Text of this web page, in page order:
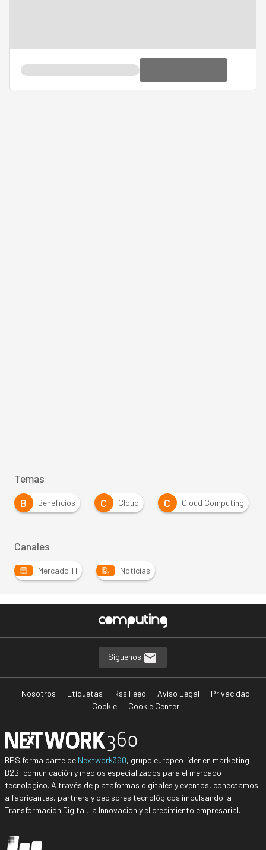
Temas
B
Beneficios C Cloud C Cloud Computing
Canales
Mercado TI Noticias
Síguenos
Nosotros Etiquetas Rss Feed Aviso Legal
Privacidad
Cookie
Cookie Center
BPS forma parte de Nextwork360, grupo europeo líder en marketing
B2B, comunicación y medios especializados para el mercado
tecnológico. A través de plataformas digitales y eventos, conectamos
a fabricantes, partners y decisores tecnológicos impulsando la
Transformación Digital, la Innovación y el crecimiento empresarial.